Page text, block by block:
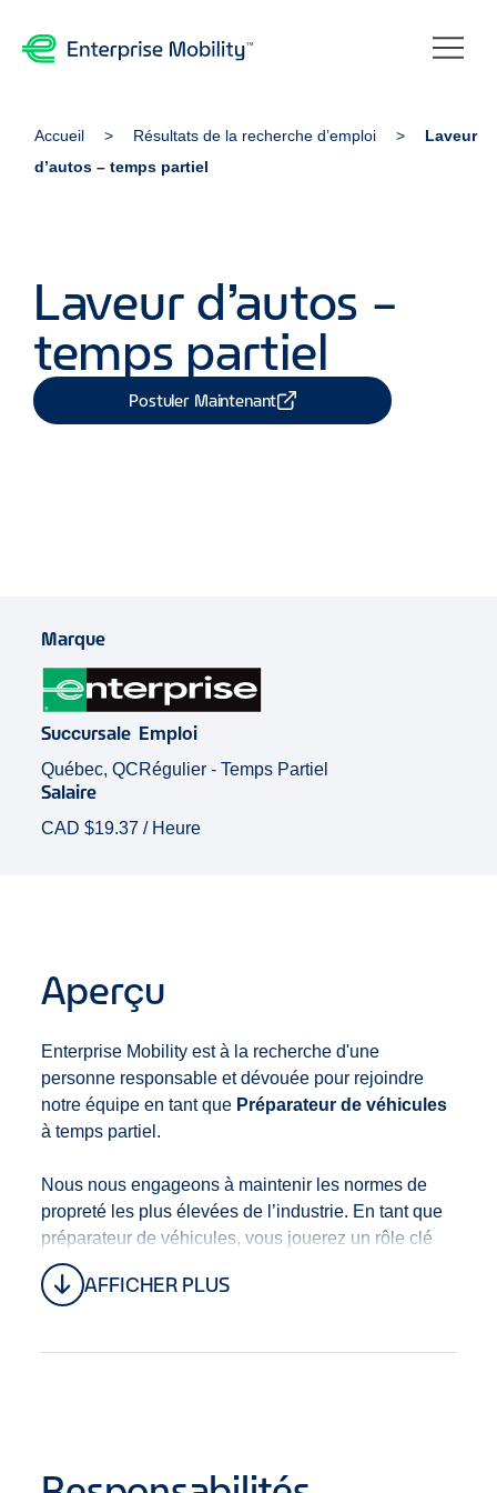
Accueil Résultats de la recherche d’emploi
Laveur
d’autos – temps partiel
Laveur d’autos –
temps partiel
Postuler Maintenant
Marque
Succursale
Québec, QC
Emploi
Régulier - Temps Partiel
Salaire
CAD $19.37 / Heure
Aperçu
AFFICHER PLUS
Enterprise Mobility est à la recherche d'une
personne responsable et dévouée pour rejoindre
notre équipe en tant que Préparateur de véhicules
à temps partiel.
Nous nous engageons à maintenir les normes de
propreté les plus élevées de l’industrie. En tant que
préparateur de véhicules, vous jouerez un rôle clé
dans le respect de cet engagement en appliquant
des pratiques de nettoyage exceptionnelles,
normes élevées de propreté et de sécurité pour la